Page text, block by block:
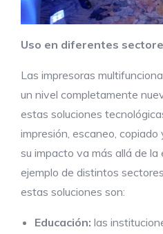
Uso en diferentes
Las impresoras
un nivel completamente
estas soluciones
impresión, escaneo,
su impacto va más allá de
ejemplo de distintos
estas soluciones son:
Educación: las